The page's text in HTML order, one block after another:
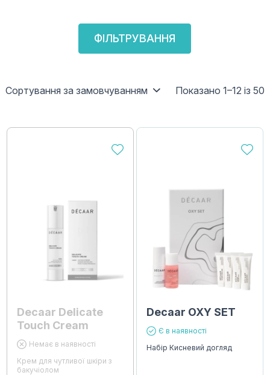
ФІЛЬТРУВАННЯ
Сортування за замовчуванням Показано 1–12 із 50
Decaar Delicate
Touch Cream
Немає в наявності
Крем для чутливої шкіри з
бакучіолом
Decaar OXY SET
Є в наявності
Набір Кисневий догляд